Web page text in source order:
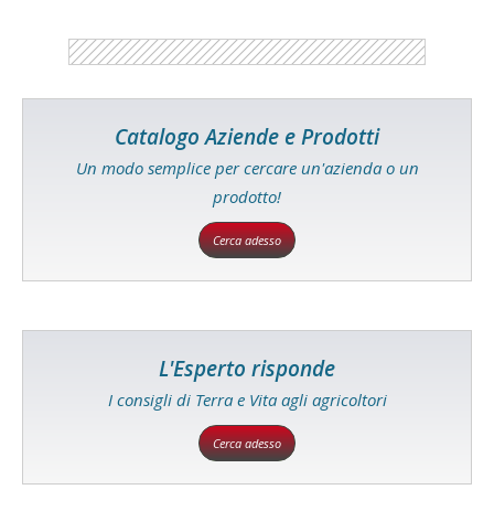
Catalogo Aziende e Prodotti
Un modo semplice per cercare un'azienda o un
prodotto!
Cerca adesso
L'Esperto risponde
I consigli di Terra e Vita agli agricoltori
Cerca adesso